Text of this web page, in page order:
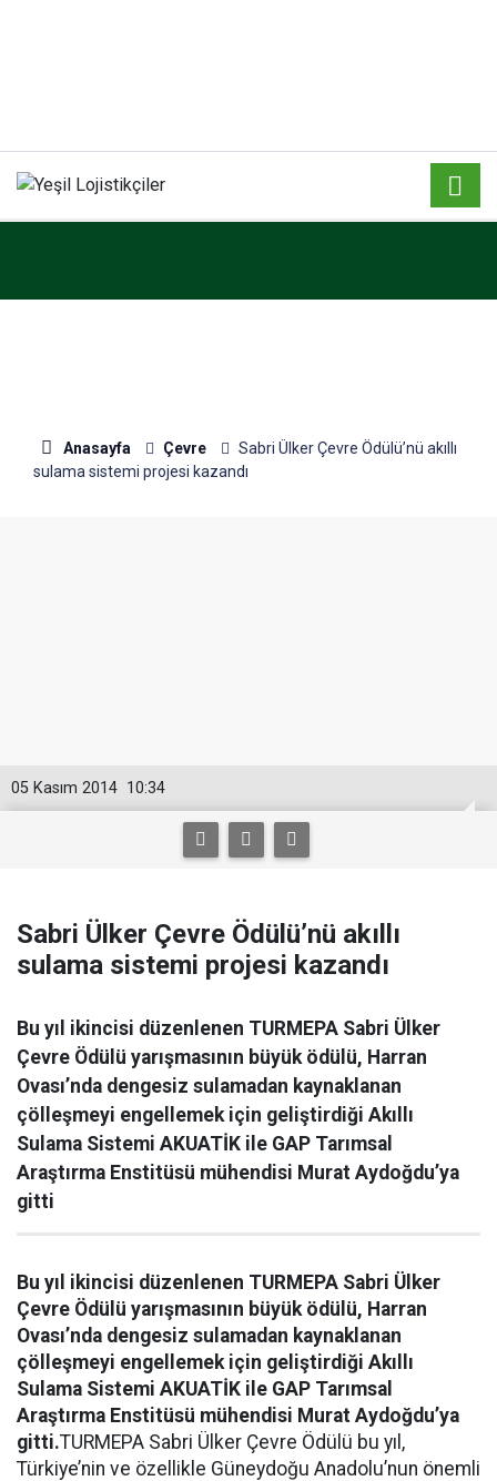
Anasayfa Çevre
Sabri Ülker Çevre Ödülü’nü akıllı
sulama sistemi projesi kazandı
10:34
05 Kasım 2014
Sabri Ülker Çevre Ödülü’nü akıllı
sulama sistemi projesi kazandı
Bu yıl ikincisi düzenlenen TURMEPA Sabri Ülker
Çevre Ödülü yarışmasının büyük ödülü, Harran
Ovası’nda dengesiz sulamadan kaynaklanan
çölleşmeyi engellemek için geliştirdiği Akıllı
Sulama Sistemi AKUATİK ile GAP Tarımsal
Araştırma Enstitüsü mühendisi Murat Aydoğdu’ya
gitti
Bu yıl ikincisi düzenlenen TURMEPA Sabri Ülker
Çevre Ödülü yarışmasının büyük ödülü, Harran
Ovası’nda dengesiz sulamadan kaynaklanan
çölleşmeyi engellemek için geliştirdiği Akıllı
Sulama Sistemi AKUATİK ile GAP Tarımsal
Araştırma Enstitüsü mühendisi Murat Aydoğdu’ya
gitti.TURMEPA Sabri Ülker Çevre Ödülü bu yıl,
Türkiye’nin ve özellikle Güneydoğu Anadolu’nun önemli